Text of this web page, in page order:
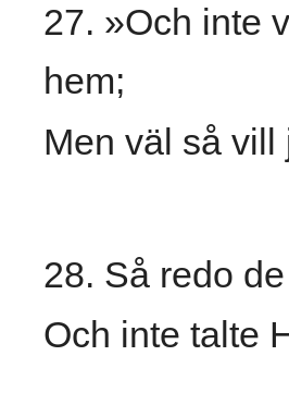
27. »Och inte
hem;
Men väl så
28. Så redo
Och inte talte